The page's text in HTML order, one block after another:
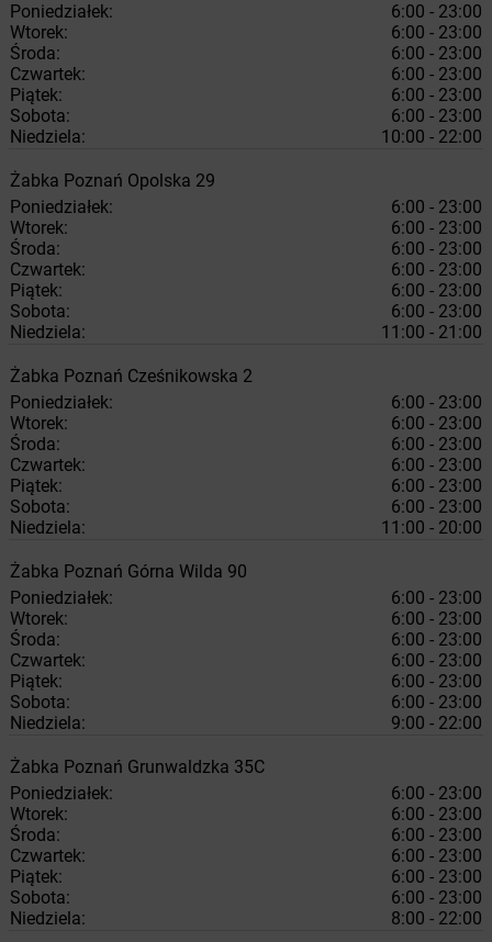
Poniedziałek:
6:00 - 23:00
Wtorek:
6:00 - 23:00
Środa:
6:00 - 23:00
Czwartek:
6:00 - 23:00
Piątek:
6:00 - 23:00
Sobota:
6:00 - 23:00
Niedziela:
10:00 - 22:00
Żabka Poznań Opolska 29
Poniedziałek:
6:00 - 23:00
Wtorek:
6:00 - 23:00
Środa:
6:00 - 23:00
Czwartek:
6:00 - 23:00
Piątek:
6:00 - 23:00
Sobota:
6:00 - 23:00
Niedziela:
11:00 - 21:00
Żabka Poznań Cześnikowska 2
Poniedziałek:
6:00 - 23:00
Wtorek:
6:00 - 23:00
Środa:
6:00 - 23:00
Czwartek:
6:00 - 23:00
Piątek:
6:00 - 23:00
Sobota:
6:00 - 23:00
Niedziela:
11:00 - 20:00
Żabka Poznań Górna Wilda 90
Poniedziałek:
6:00 - 23:00
Wtorek:
6:00 - 23:00
Środa:
6:00 - 23:00
Czwartek:
6:00 - 23:00
Piątek:
6:00 - 23:00
Sobota:
6:00 - 23:00
Niedziela:
9:00 - 22:00
Żabka Poznań Grunwaldzka 35C
Poniedziałek:
6:00 - 23:00
Wtorek:
6:00 - 23:00
Środa:
6:00 - 23:00
Czwartek:
6:00 - 23:00
Piątek:
6:00 - 23:00
Sobota:
6:00 - 23:00
Niedziela:
8:00 - 22:00